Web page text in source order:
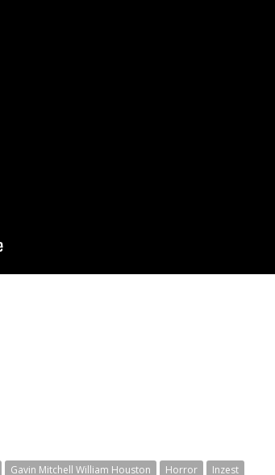
Gavin Mitchell William Houston Horror
Inzest